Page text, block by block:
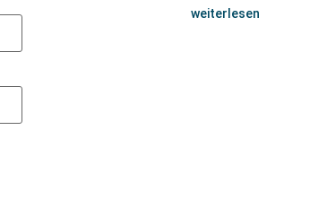
weiterlesen